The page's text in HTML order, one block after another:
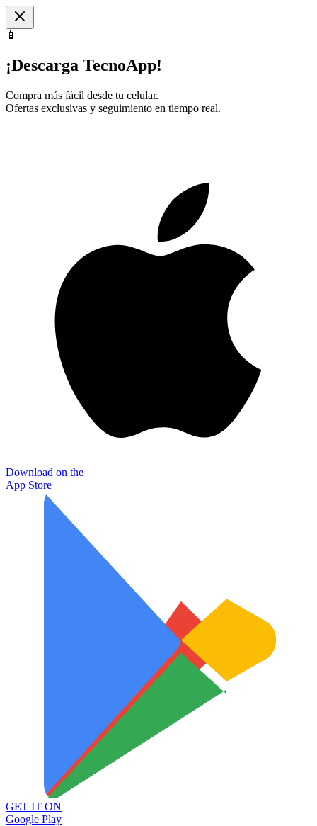
📱
¡Descarga TecnoApp!
Compra más fácil desde tu celular.
Ofertas exclusivas y seguimiento en tiempo real.
Download on the
App Store
GET IT ON
Google Play